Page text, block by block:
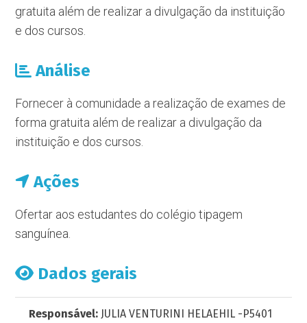
gratuita além de realizar a divulgação da instituição
e dos cursos.
Análise
Fornecer à comunidade a realização de exames de
forma gratuita além de realizar a divulgação da
instituição e dos cursos.
Ações
Ofertar aos estudantes do colégio tipagem
sanguínea.
Dados gerais
Responsável: JULIA VENTURINI HELAEHIL -P5401